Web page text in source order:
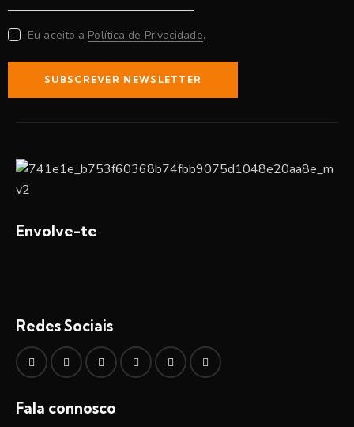
Eu aceito a Política de Privacidade.
SUBSCREVER NEWSLETTER
Envolve-te
Redes Sociais
Fala connosco